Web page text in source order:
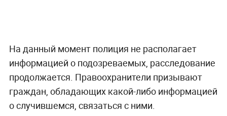
На данный момент полиция не располагает
информацией о подозреваемых, расследование
продолжается. Правоохранители призывают
граждан, обладающих какой-либо информацией
о случившемся, связаться с ними.